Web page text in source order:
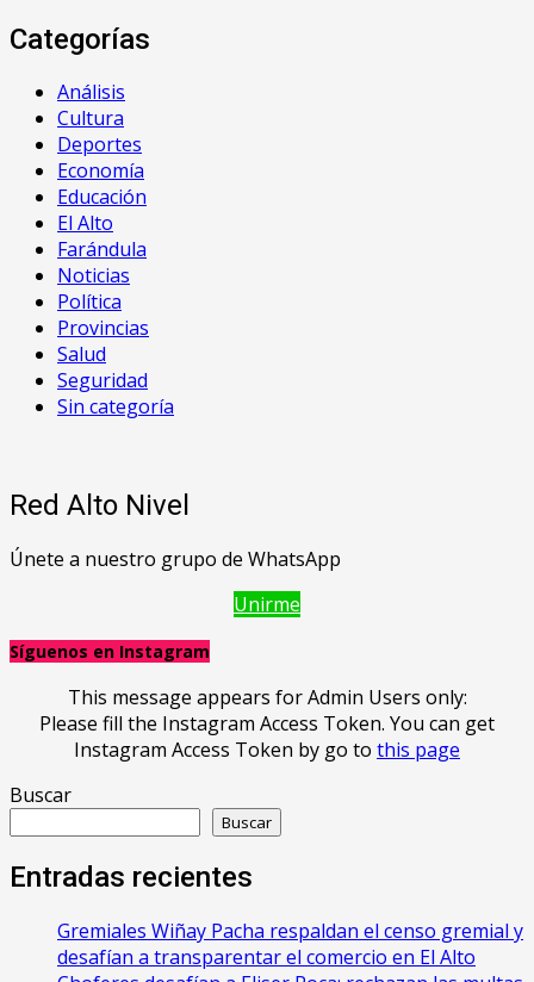
Categorías
Análisis
Cultura
Deportes
Economía
Educación
El Alto
Farándula
Noticias
Política
Provincias
Salud
Seguridad
Sin categoría
Red Alto Nivel
Únete a nuestro grupo de WhatsApp
Unirme
Síguenos en Instagram
This message appears for Admin Users only:
Please fill the Instagram Access Token. You can get
Instagram Access Token by go to this page
Buscar
Buscar
Entradas recientes
Gremiales Wiñay Pacha respaldan el censo gremial y
desafían a transparentar el comercio en El Alto